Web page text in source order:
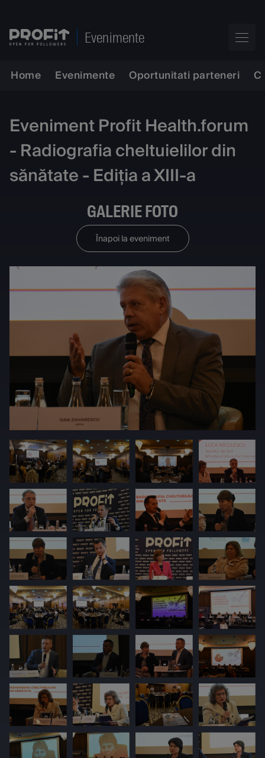
Evenimente
Home Evenimente Oportunitati parteneri
Eveniment Profit Health.forum
- Radiografia cheltuielilor din
sănătate - Ediția a XIII-a
GALERIE FOTO
Înapoi la eveniment